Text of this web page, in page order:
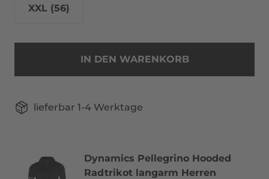
XXL (56)
IN DEN WARENKORB
lieferbar 1-4 Werktage
Dynamics Pellegrino Hooded
Radtrikot langarm Herren